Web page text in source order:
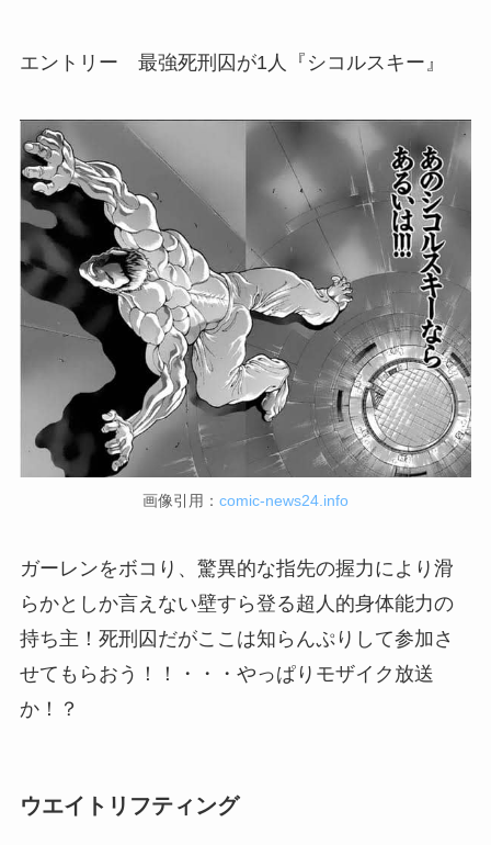
エントリー 最強死刑囚が1人『シコルスキー』
画像引用： comic-news24.info
ガーレンをボコり、驚異的な指先の握力により滑
らかとしか言えない壁すら登る超人的身体能力の
持ち主！死刑囚だがここは知らんぷりして参加さ
せてもらおう！！・・・やっぱりモザイク放送
か！？
ウエイトリフティング